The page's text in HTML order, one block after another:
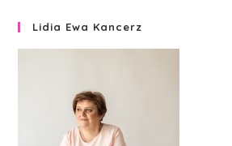
Lidia Ewa Kancerz